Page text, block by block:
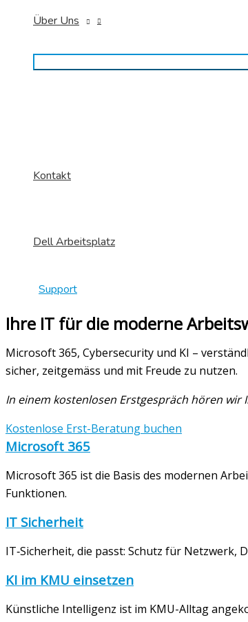
Über Uns
Kontakt
Dell Arbeitsplatz
Support
Ihre IT für die moderne
Microsoft 365, Cybersecurity und KI –
sicher, zeitgemäss und mit Freude zu nutzen.
In einem kostenlosen Erstgespräch hören
Kostenlose Erst-Beratung buchen
Microsoft 365
Microsoft 365 ist die Basis des modernen
Funktionen.
IT Sicherheit
IT‑Sicherheit, die passt: Schutz für Netzwerk,
KI im KMU einsetzen
Künstliche Intelligenz ist im KMU-Alltag